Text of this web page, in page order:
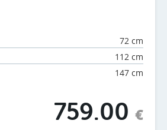
72 cm
112 cm
147 cm
759.00 €